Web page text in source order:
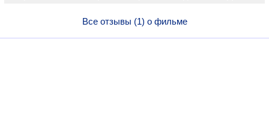
Все отзывы (1) о фильме